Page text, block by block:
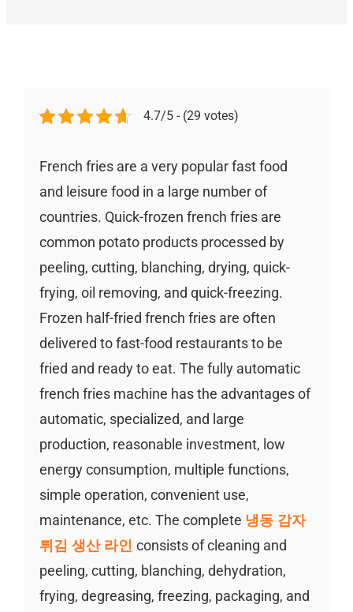
4.7/5 - (29 votes)
French fries are a very popular fast food
and leisure food in a large number of
countries. Quick-frozen french fries are
common potato products processed by
peeling, cutting, blanching, drying, quick-
frying, oil removing, and quick-freezing.
Frozen half-fried french fries are often
delivered to fast-food restaurants to be
fried and ready to eat. The fully automatic
french fries machine has the advantages of
automatic, specialized, and large
production, reasonable investment, low
energy consumption, multiple functions,
simple operation, convenient use,
maintenance, etc. The complete 냉동 감자
튀김 생산 라인 consists of cleaning and
peeling, cutting, blanching, dehydration,
frying, degreasing, freezing, packaging, and